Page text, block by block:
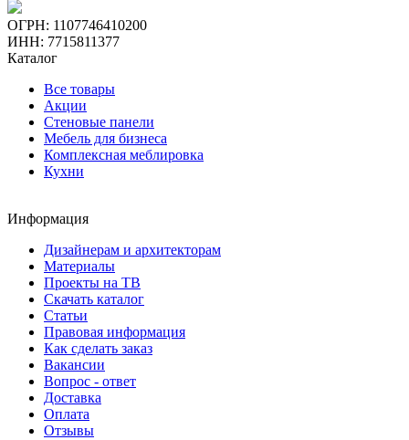
ОГРН: 1107746410200
ИНН: 7715811377
Каталог
Все товары
Акции
Стеновые панели
Мебель для бизнеса
Комплексная меблировка
Кухни
Информация
Дизайнерам и архитекторам
Материалы
Проекты на ТВ
Скачать каталог
Статьи
Правовая информация
Как сделать заказ
Вакансии
Вопрос - ответ
Доставка
Оплата
Отзывы